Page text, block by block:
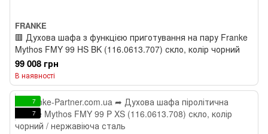
FRANKE
🟥 Духова шафа з функцією приготування на пару Franke
Mythos FMY 99 HS BK (116.0613.707) скло, колір чорний
99 008 грн
В наявності
7
7